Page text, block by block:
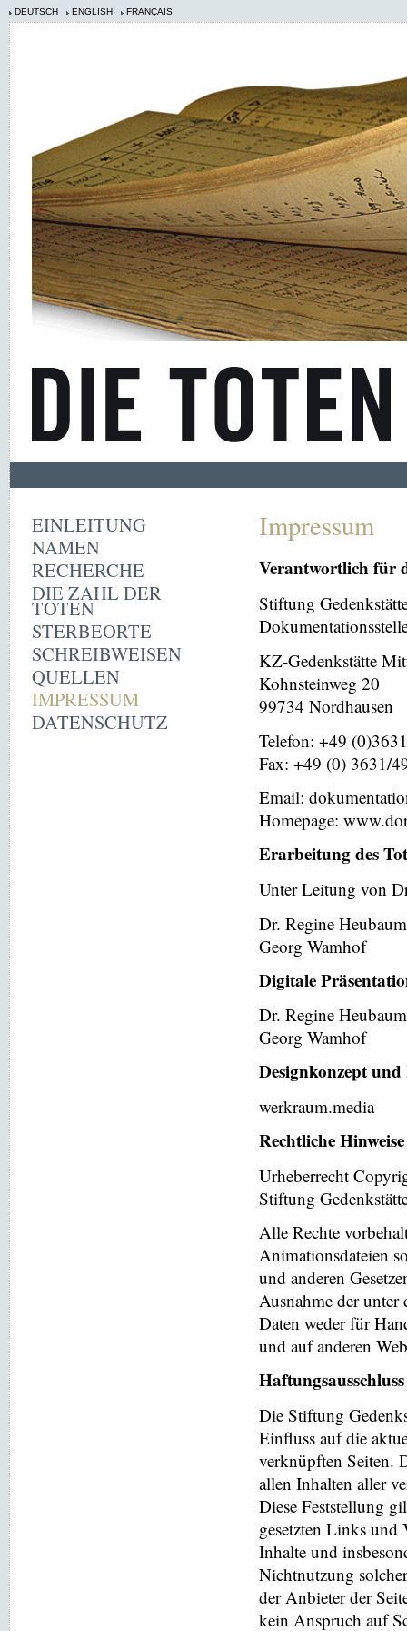
DEUTSCH ENGLISH FRANÇAIS
EINLEITUNG
NAMEN
RECHERCHE
DIE ZAHL DER
TOTEN
STERBEORTE
SCHREIBWEISEN
QUELLEN
IMPRESSUM
DATENSCHUTZ
Impressum
Verantwortlich für
Stiftung
KZ-Gedenkstätte
Kohnsteinweg 20
99734 Nordhausen
Telefon: +49
Fax: +49 (0) 3631/
Email:
Homepage:
Erarbeitung des
Unter Leitung von
Dr. Regine Heubaum
Georg Wamhof
Digitale
Dr. Regine Heubaum
Georg Wamhof
Designkonzept
werkraum.media
Rechtliche Hinweise
Urheberrecht
Stiftung
Alle Rechte
Animationsdateien
und anderen
Ausnahme der
Daten weder für
und auf anderen
Haftungsausschluss
Die Stiftung
Einfluss auf die
verknüpften Seiten.
allen Inhalten aller
Diese Feststellung
gesetzten Links und
Inhalte und
Nichtnutzung
der Anbieter der
kein Anspruch auf